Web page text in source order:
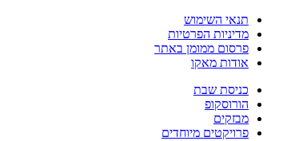
תנאי השימוש
מדיניות הפרטיות
פרסום ממומן באתר
אודות מאקו
כניסת שבת
הורוסקופ
מבזקים
פרויקטים מיוחדים